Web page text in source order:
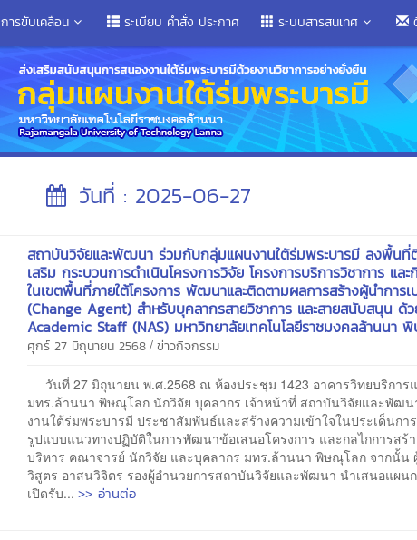
การขับเคลื่อน ระเบียบ คำสั่ง ประกาศ ระบบสารสนเทศ
วันที่ : 2025-06-27
สถาบันวิจัยและพัฒนา ร่วมกับกลุ่มแผนงานใต้ร่มพระบารมี ลงพื้น
เสริม กระบวนการดำเนินโครงการวิจัย โครงการบริการวิชาการ แล
ในเขตพื้นที่ภายใต้โครงการ พัฒนาและติดตามผลการสร้างผู้นำการ
(Change Agent) สำหรับบุคลากรสายวิชาการ และสายสนับสนุน ด้
Academic Staff (NAS) มหาวิทยาลัยเทคโนโลยีราชมงคลล้านนา
ศุกร์ 27 มิถุนายน 2568 /ข่าวกิจกรรม
วันที่ 27 มิถุนายน พ.ศ.2568 ณ ห้องประชุม 1423 อาคารวิทยบริการ
มทร.ล้านนา พิษณุโลก นักวิจัย บุคลากร เจ้าหน้าที่ สถาบันวิจัยและพัฒ
งานใต้ร่มพระบารมี ประชาสัมพันธ์และสร้างความเข้าใจในประเด็นก
รูปแบบแนวทางปฏิบัติในการพัฒนาข้อเสนอโครงการ และกลไกการสร้
บริหาร คณาจารย์ นักวิจัย และบุคลากร มทร.ล้านนา พิษณุโลก จากนั้น
วิสูตร อาสนวิจิตร รองผู้อำนวยการสถาบันวิจัยและพัฒนา นำเสนอแผน
เปิดรับ...>> อ่านต่อ